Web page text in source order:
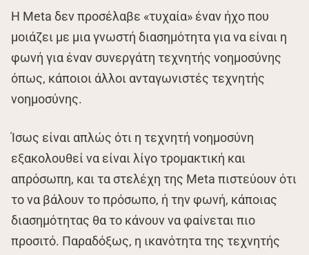
Η Meta δεν προσέλαβε «τυχαία» έναν ήχο που
μοιάζει με μια γνωστή διασημότητα για να είναι η
φωνή για έναν συνεργάτη τεχνητής νοημοσύνης
όπως, κάποιοι άλλοι ανταγωνιστές τεχνητής
νοημοσύνης.
Ίσως είναι απλώς ότι η τεχνητή νοημοσύνη
εξακολουθεί να είναι λίγο τρομακτική και
απρόσωπη, και τα στελέχη της Meta πιστεύουν ότι
το να βάλουν το πρόσωπο, ή την φωνή, κάποιας
διασημότητας θα το κάνουν να φαίνεται πιο
προσιτό. Παραδόξως, η ικανότητα της τεχνητής